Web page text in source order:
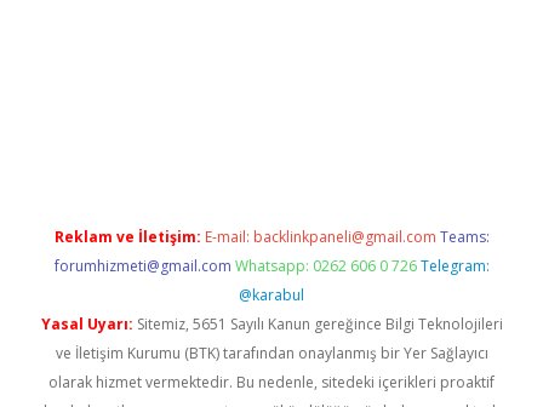
Reklam ve İletişim: E-mail: backlinkpaneli@gmail.com Teams:
forumhizmeti@gmail.com Whatsapp: 0262 606 0 726 Telegram:
@karabul
Yasal Uyarı: Sitemiz, 5651 Sayılı Kanun gereğince Bilgi Teknolojileri
ve İletişim Kurumu (BTK) tarafından onaylanmış bir Yer Sağlayıcı
olarak hizmet vermektedir. Bu nedenle, sitedeki içerikleri proaktif